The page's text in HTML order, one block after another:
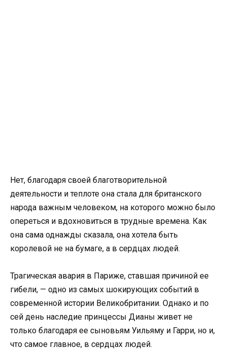
Нет, благодаря своей благотворительной
деятельности и теплоте она стала для британского
народа важным человеком, на которого можно было
опереться и вдохновиться в трудные времена. Как
она сама однажды сказала, она хотела быть
королевой не на бумаге, а в сердцах людей.
Трагическая авария в Париже, ставшая причиной ее
гибели, — одно из самых шокирующих событий в
современной истории Великобритании. Однако и по
сей день наследие принцессы Дианы живет не
только благодаря ее сыновьям Уильяму и Гарри, но и,
что самое главное, в сердцах людей.